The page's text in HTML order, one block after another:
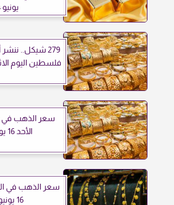
يونيو 2024
279 شيكل..
فلسطين اليوم الاثنين 17
سعر الذهب في
الأحد 16 يونيو 2024
سعر الذهب في
16 يونيو 2024